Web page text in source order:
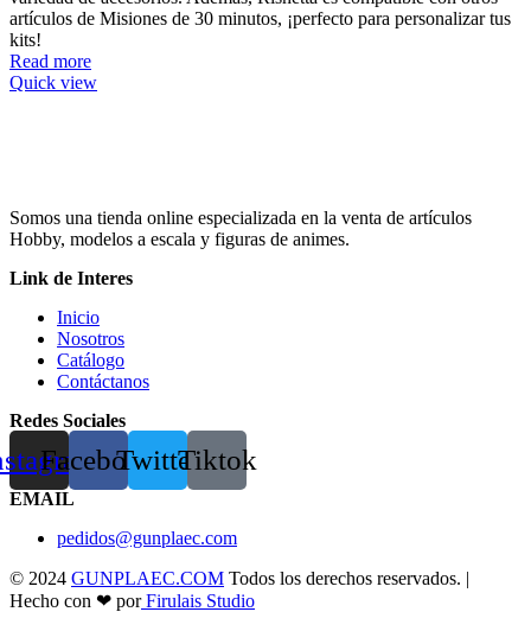
artículos de Misiones de 30 minutos, ¡perfecto para personalizar tus
kits!
Read more
Quick view
Somos una tienda online especializada en la venta de artículos
Hobby, modelos a escala y figuras de animes.
Link de Interes
Inicio
Nosotros
Catálogo
Contáctanos
Redes Sociales
FacebookTwitterTiktok
EMAIL
pedidos@gunplaec.com
© 2024 GUNPLAEC.COM Todos los derechos reservados. |
Hecho con ❤ porFirulais Studio